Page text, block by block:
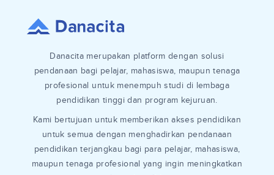
Danacita merupakan platform dengan solusi
pendanaan bagi pelajar, mahasiswa, maupun tenaga
profesional untuk menempuh studi di lembaga
pendidikan tinggi dan program kejuruan.
Kami bertujuan untuk memberikan akses pendidikan
untuk semua dengan menghadirkan pendanaan
pendidikan terjangkau bagi para pelajar, mahasiswa,
maupun tenaga profesional yang ingin meningkatkan